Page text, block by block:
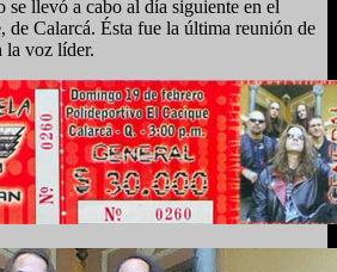
llevó a cabo al día siguiente en el
Calarcá. Ésta fue la última reunión de
la voz líder.